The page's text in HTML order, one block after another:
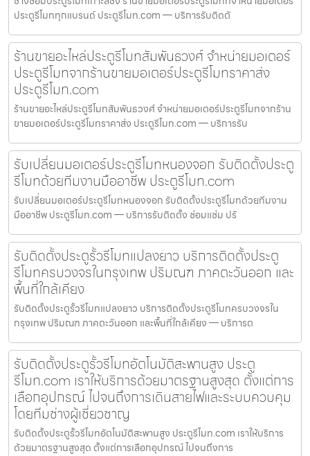
ประตูรีโมททุกแบรนด์ ประตูรีโมท.com — บริการรับติดตั
ร้านขายอะไหล่ประตูรีโมทสัมพันธวงศ์ จำหน่ายมอเตอร์
ประตูรีโมทจากร้านขายมอเตอร์ประตูรีโมทราคาส่ง
ประตูรีโมท.com
ร้านขายอะไหล่ประตูรีโมทสัมพันธวงศ์ จำหน่ายมอเตอร์ประตูรีโมทจากร้าน
ขายมอเตอร์ประตูรีโมทราคาส่ง ประตูรีโมท.com — บริการรับ
รับเปลี่ยนมอเตอร์ประตูรีโมทหนองจอก รับติดตั้งประตู
รีโมทด้วยทีมงานมืออาชีพ ประตูรีโมท.com
รับเปลี่ยนมอเตอร์ประตูรีโมทหนองจอก รับติดตั้งประตูรีโมทด้วยทีมงาน
มืออาชีพ ประตูรีโมท.com — บริการรับติดตั้ง ซ่อมแซ่ม ปรั
รับติดตั้งประตูรั้วรีโมทแปลงยาว บริการติดตั้งประตู
รีโมทครบวงจรในกรุงเทพ ปริมณฑ ภาคตะวันออก และ
พื้นที่ใกล้เคียง
รับติดตั้งประตูรั้วรีโมทแปลงยาว บริการติดตั้งประตูรีโมทครบวงจรใน
กรุงเทพ ปริมณฑ ภาคตะวันออก และพื้นที่ใกล้เคียง — บริการต
รับติดตั้งประตูรั้วรีโมทอัตโนมัติสะพานสูง ประตู
รีโมท.com เราให้บริการด้วยมาตรฐานสูงสุด ตั้งแต่การ
เลือกอุปกรณ์ ไปจนถึงการเดินสายไฟและระบบควบคุม
โดยทีมช่างผู้เชี่ยวชาญ
รับติดตั้งประตูรั้วรีโมทอัตโนมัติสะพานสูง ประตูรีโมท.com เราให้บริการ
ด้วยมาตรฐานสูงสุด ตั้งแต่การเลือกอุปกรณ์ ไปจนถึงการ